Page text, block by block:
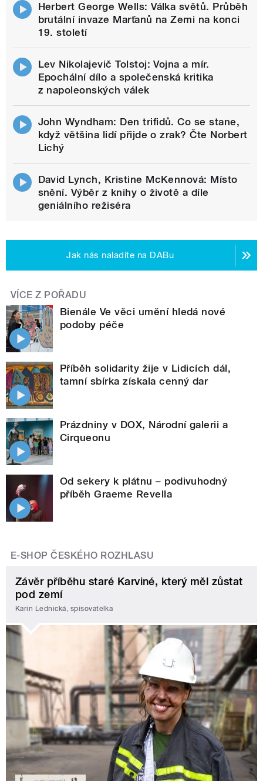
Herbert George Wells: Válka světů. Průběh
brutální invaze Marťanů na Zemi na konci
19. století
Lev Nikolajevič Tolstoj: Vojna a mír.
Epochální dílo a společenská kritika
z napoleonských válek
John Wyndham: Den trifidů. Co se stane,
když většina lidí přijde o zrak? Čte Norbert
Lichý
David Lynch, Kristine McKennová: Místo
snění. Výběr z knihy o životě a díle
geniálního režiséra
Jak nás naladíte na DABu
VÍCE Z POŘADU
Bienále Ve věci umění hledá nové
podoby péče
Příběh solidarity žije v Lidicích dál,
tamní sbírka získala cenný dar
Prázdniny v DOX, Národní galerii a
Cirqueonu
Od sekery k plátnu – podivuhodný
příběh Graeme Revella
E-SHOP ČESKÉHO ROZHLASU
Závěr příběhu staré Karviné, který měl zůstat
pod zemí
Karin Lednická, spisovatelka